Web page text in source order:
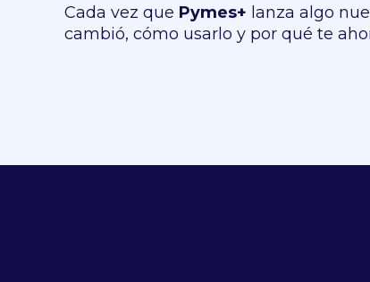
Cada vez que Pymes+ lanza algo
cambió, cómo usarlo y por qué te